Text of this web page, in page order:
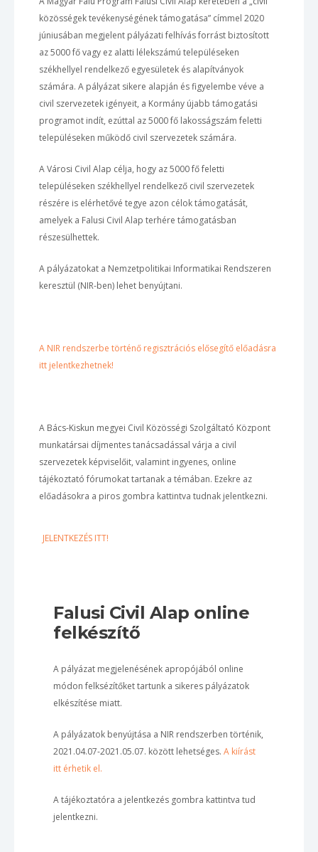
közösségek tevékenységének támogatása” címmel 2020
júniusában megjelent pályázati felhívás forrást biztosított
az 5000 fő vagy ez alatti lélekszámú településeken
székhellyel rendelkező egyesületek és alapítványok
számára. A pályázat sikere alapján és figyelembe véve a
civil szervezetek igényeit, a Kormány újabb támogatási
programot indít, ezúttal az 5000 fő lakosságszám feletti
településeken működő civil szervezetek számára.
A Városi Civil Alap célja, hogy az 5000 fő feletti
településeken székhellyel rendelkező civil szervezetek
részére is elérhetővé tegye azon célok támogatását,
amelyek a Falusi Civil Alap terhére támogatásban
részesülhettek.
A pályázatokat a Nemzetpolitikai Informatikai Rendszeren
keresztül (NIR-ben) lehet benyújtani.
A NIR rendszerbe történő regisztrációs elősegítő előadásra
itt jelentkezhetnek!
A Bács-Kiskun megyei Civil Közösségi Szolgáltató Központ
munkatársai díjmentes tanácsadással várja a civil
szervezetek képviselőit, valamint ingyenes, online
tájékoztató fórumokat tartanak a témában. Ezekre az
előadásokra a piros gombra kattintva tudnak jelentkezni.
JELENTKEZÉS ITT!
Falusi Civil Alap online
felkészítő
A pályázat megjelenésének apropójából online
módon felksézítőket tartunk a sikeres pályázatok
elkészítése miatt.
A pályázatok benyújtása a NIR rendszerben történik,
2021.04.07-2021.05.07. között lehetséges. A kiírást
itt érhetik el.
A tájékoztatóra a jelentkezés gombra kattintva tud
jelentkezni.